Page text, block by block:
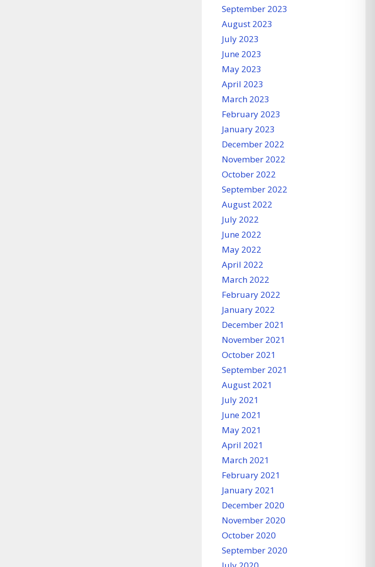
September 2023
August 2023
July 2023
June 2023
May 2023
April 2023
March 2023
February 2023
January 2023
December 2022
November 2022
October 2022
September 2022
August 2022
July 2022
June 2022
May 2022
April 2022
March 2022
February 2022
January 2022
December 2021
November 2021
October 2021
September 2021
August 2021
July 2021
June 2021
May 2021
April 2021
March 2021
February 2021
January 2021
December 2020
November 2020
October 2020
September 2020